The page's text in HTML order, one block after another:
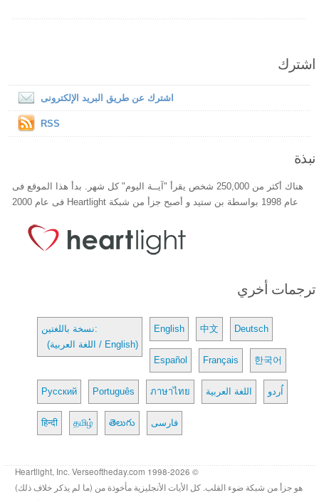
اشترك
اشترك عن طريق البريد الإلكترونى
RSS
نبذة
هناك أكثر من 250,000 شخص يقرأ "آيــة اليوم" كل شهر. بدأ هذا الموقع فى
عام 1998 بواسطة بن ستيد و أصبح جزأ من شبكة Heartlight فى عام 2000
ترجمات أخري
نسخة باللغتين:
(اللغة العربية / English)
English 中文 Deutsch
Español Français 한국어
Русский Português ภาษาไทย اللغة العربية اُردو
हिन्दी தமிழ் తెలుగు فارسی
© 1998-2026 Heartlight, Inc. Verseoftheday.com
هو جزأ من شبكة ضوء القلب. كل الأيات الأنجليزية مأخوذة من (ما لم يذكر خلاف ذلك)